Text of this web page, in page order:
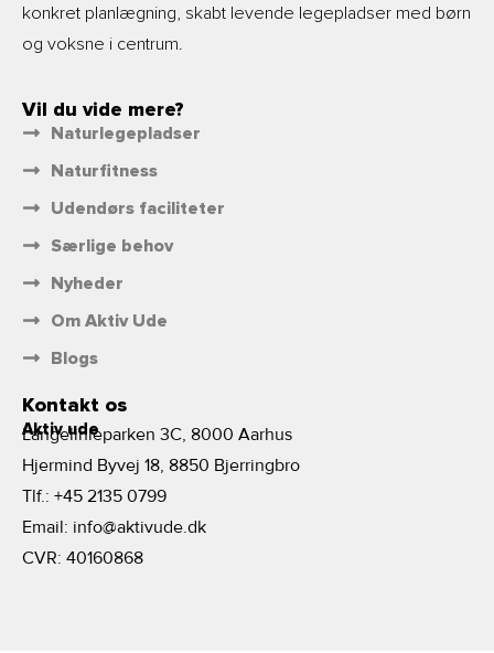
konkret planlægning, skabt levende legepladser med børn
og voksne i centrum.
Vil du vide mere?
Naturlegepladser
Naturfitness
Udendørs faciliteter
Særlige behov
Nyheder
Om Aktiv Ude
Blogs
Kontakt os
Aktiv ude
Langelinieparken 3C, 8000 Aarhus
Hjermind Byvej 18, 8850 Bjerringbro
Tlf.: +45 2135 0799
Email: info@aktivude.dk
CVR: 40160868